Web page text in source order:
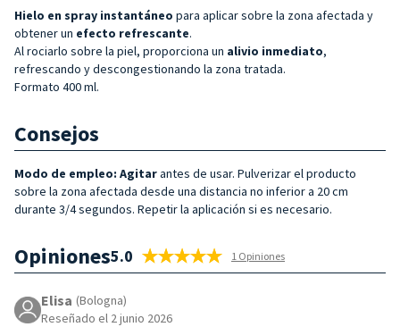
Hielo en spray instantáneo para aplicar sobre la zona afectada y
obtener un efecto refrescante.
Al rociarlo sobre la piel, proporciona un alivio inmediato,
refrescando y descongestionando la zona tratada.
Formato 400 ml.
Consejos
Modo de empleo: Agitarantes de usar. Pulverizar el producto
sobre la zona afectada desde una distancia no inferior a 20 cm
durante 3/4 segundos. Repetir la aplicación si es necesario.
Opiniones5.0 1 Opiniones
Elisa (Bologna)
Reseñado el 2 junio 2026